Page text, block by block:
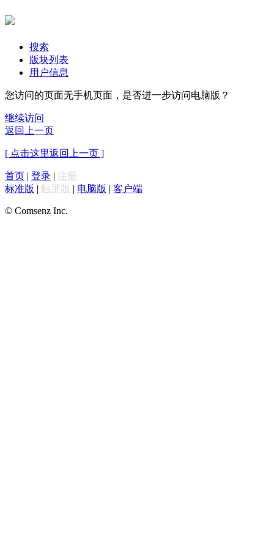
搜索
版块列表
用户信息
您访问的页面无手机页面，是否进一步访问电脑版？
继续访问
返回上一页
[ 点击这里返回上一页 ]
首页 | 登录 | 注册
标准版 | 触屏版 | 电脑版 | 客户端
© Comsenz Inc.